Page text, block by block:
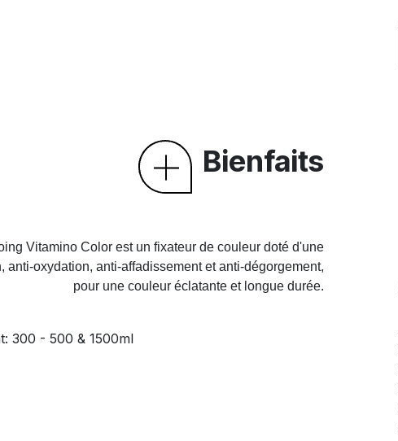
Bienfaits
Vitamino Color est un fixateur de couleur doté d'une
anti-oxydation, anti-affadissement et anti-dégorgement,
pour une couleur éclatante et longue durée.
300 - 500 & 1500ml